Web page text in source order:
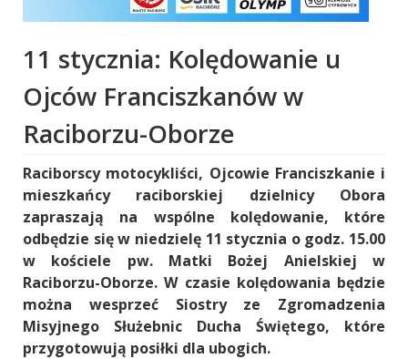
11 stycznia: Kolędowanie u
Ojców Franciszkanów w
Raciborzu-Oborze
Raciborscy motocykliści, Ojcowie Franciszkanie i
mieszkańcy raciborskiej dzielnicy Obora
zapraszają na wspólne kolędowanie, które
odbędzie się w niedzielę 11 stycznia o godz. 15.00
w kościele pw. Matki Bożej Anielskiej w
Raciborzu-Oborze. W czasie kolędowania będzie
można wesprzeć Siostry ze Zgromadzenia
Misyjnego Służebnic Ducha Świętego, które
przygotowują posiłki dla ubogich.